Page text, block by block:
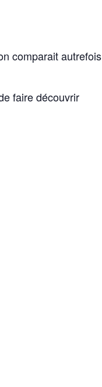
comparait autrefois
faire découvrir